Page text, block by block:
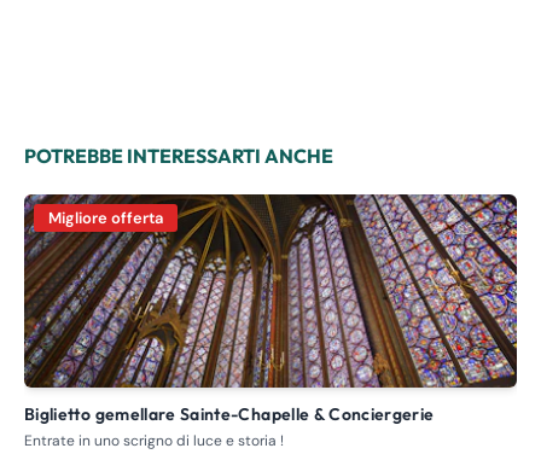
POTREBBE INTERESSARTI ANCHE
Migliore offerta
Biglietto gemellare Sainte-Chapelle & Conciergerie
Entrate in uno scrigno di luce e storia !